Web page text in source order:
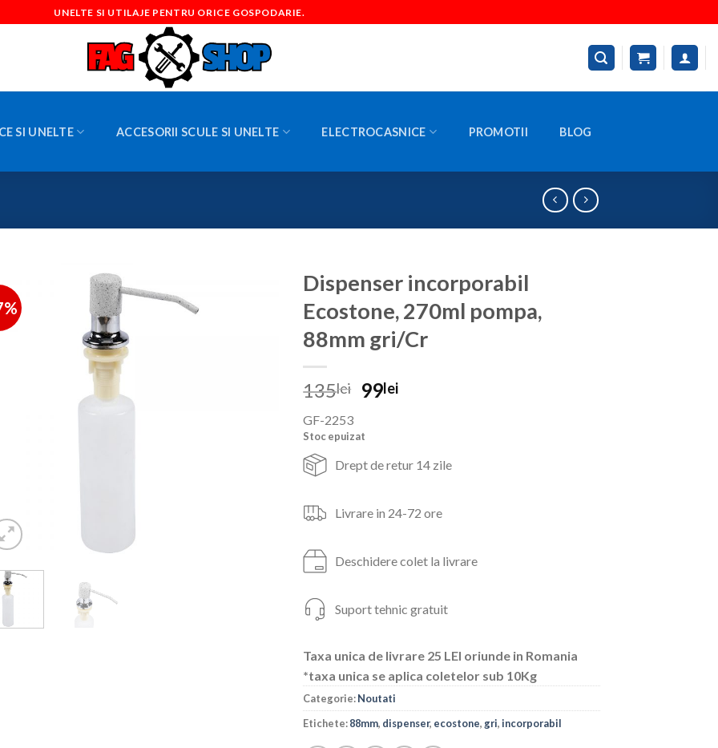
UNELTE SI UTILAJE PENTRU ORICE GOSPODARIE.
SI UNELTE ACCESORII SCULE SI UNELTE ELECTROCASNICE PROMOTII BLOG
Dispenser incorporabil
Ecostone, 270ml pompa,
88mm gri/Cr
135lei
Prețul
a
fost:
135lei.
99leiPrețul
GF-2253
Stoc epuizat
Drept de retur 14 zile
Livrare in 24-72 ore
Deschidere colet la livrare
Suport tehnic gratuit
Taxa unica de livrare 25 LEI oriunde in Romania
*taxa unica se aplica coletelor sub 10Kg
Categorie:Noutati
Etichete:88mm, dispenser, ecostone, gri,incorporabil